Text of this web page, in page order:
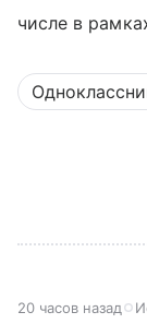
числе в
20 часов назад